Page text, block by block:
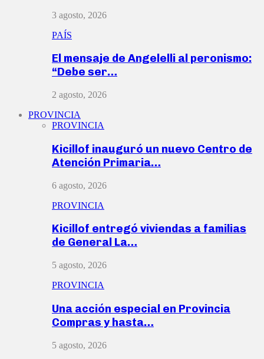
3 agosto, 2026
PAÍS
El mensaje de Angelelli al peronismo:
“Debe ser…
2 agosto, 2026
PROVINCIA
PROVINCIA
Kicillof inauguró un nuevo Centro de
Atención Primaria…
6 agosto, 2026
PROVINCIA
Kicillof entregó viviendas a familias
de General La…
5 agosto, 2026
PROVINCIA
Una acción especial en Provincia
Compras y hasta…
5 agosto, 2026